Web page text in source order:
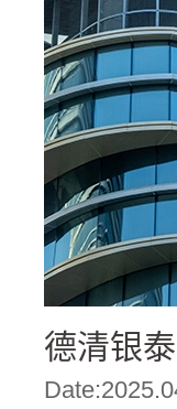
德清银